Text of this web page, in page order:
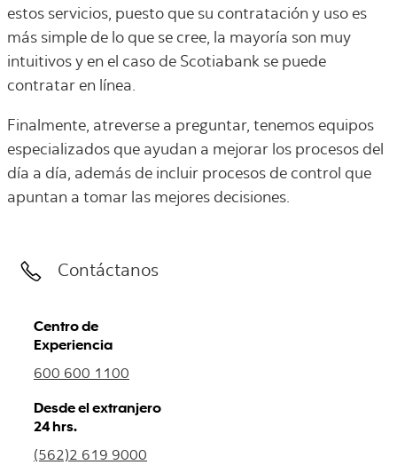
estos servicios, puesto que su contratación y uso es
más simple de lo que se cree, la mayoría son muy
intuitivos y en el caso de Scotiabank se puede
contratar en línea.
Finalmente, atreverse a preguntar, tenemos equipos
especializados que ayudan a mejorar los procesos del
día a día, además de incluir procesos de control que
apuntan a tomar las mejores decisiones.
Contáctanos
Centro de
Experiencia
600 600 1100
Desde el extranjero
24 hrs.
(562)2 619 9000